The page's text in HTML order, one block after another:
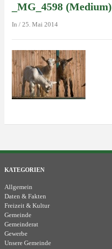
_MG_4598 (Medium)
In / 25. Mai 2014
KATEGORIEN
Allgemein
Daten & Fakten
Freizeit & Kultur
Gemeinde
Gemeinderat
Gewerbe
Unsere Gemeinde